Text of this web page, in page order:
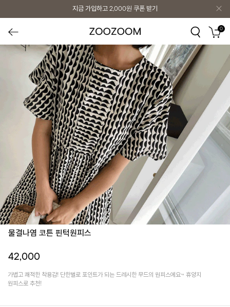
지금 가입하고 2,000원 쿠폰 받기
0
물결나염 코튼 핀턱원피스
42,000
가볍고 쾌적한 착용감! 단한벌로 포인트가 되는 드레시한 무드의 원피스에요~ 휴양지
원피스로 추천!